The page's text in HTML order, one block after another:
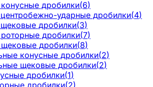
дробилки(6)
ударные дробилки(4)
дробилки(3)
дробилки(7)
дробилки(8)
конусные дробилки(2)
щековые дробилки(2)
дробилки(1)
дробилки(2)